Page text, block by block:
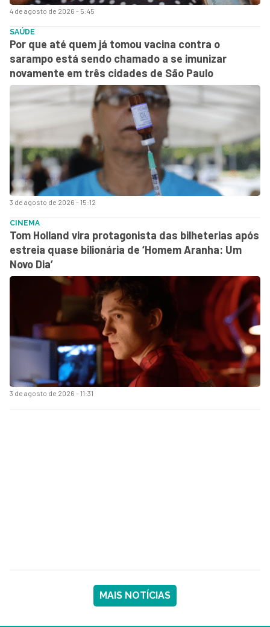
4 de agosto de 2026 - 5:45
3 de agosto de 2026 - 15:12
SAÚDE
Por que até quem já tomou vacina contra o
sarampo está sendo chamado a se imunizar
novamente em três cidades de São Paulo
3 de agosto de 2026 - 11:31
CINEMA
Tom Holland vira protagonista das bilheterias após
estreia quase bilionária de ‘Homem Aranha: Um
Novo Dia’
MAIS NOTÍCIAS